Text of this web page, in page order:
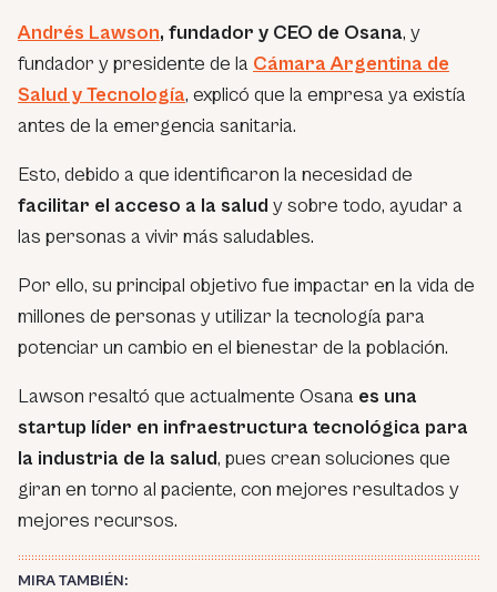
Andrés Lawson, fundador y CEO de Osana, y
fundador y presidente de la Cámara Argentina de
Salud y Tecnología, explicó que la empresa ya existía
antes de la emergencia sanitaria.
Esto, debido a que identificaron la necesidad de
facilitar el acceso a la salud y sobre todo, ayudar a
las personas a vivir más saludables.
Por ello, su principal objetivo fue impactar en la vida de
millones de personas y utilizar la tecnología para
potenciar un cambio en el bienestar de la población.
Lawson resaltó que actualmente Osana es una
startup líder en infraestructura tecnológica para
la industria de la salud, pues crean soluciones que
giran en torno al paciente, con mejores resultados y
mejores recursos.
MIRA TAMBIÉN: